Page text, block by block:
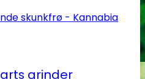
skunkfrø - Kannabia
grinder